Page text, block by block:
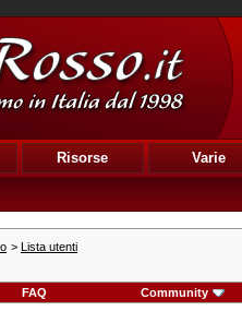
Risorse Varie
> Lista utenti
FAQ Community